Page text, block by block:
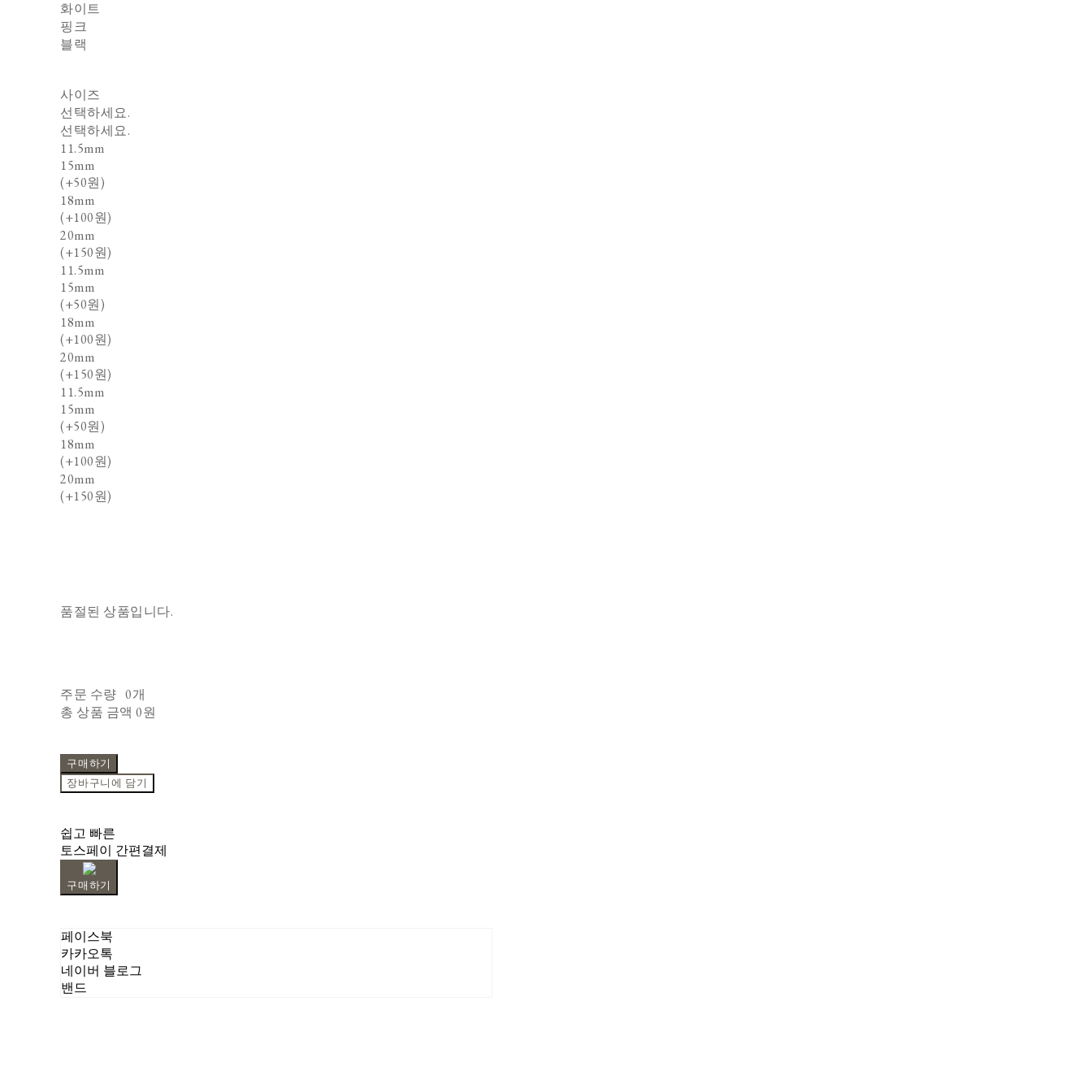
화이트
핑크
블랙
사이즈
선택하세요.
선택하세요.
11.5mm
15mm
(+50원)
18mm
(+100원)
20mm
(+150원)
11.5mm
15mm
(+50원)
18mm
(+100원)
20mm
(+150원)
11.5mm
15mm
(+50원)
18mm
(+100원)
20mm
(+150원)
품절된 상품입니다.
주문 수량 0개
총 상품 금액 0원
구매하기
장바구니에 담기
쉽고 빠른
토스페이 간편결제
구매하기
페이스북
카카오톡
네이버 블로그
밴드